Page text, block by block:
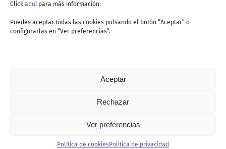
Click aquí para más información.
Puedes aceptar todas las cookies pulsando el botón “Aceptar” o
configurarlas en “Ver preferencias”.
Aceptar
Rechazar
Ver preferencias
Política de cookies Politica de privacidad